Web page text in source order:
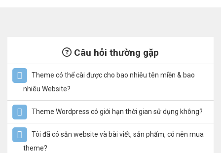
Câu hỏi thường gặp
Theme có thể cài được cho bao nhiêu tên miền & bao
nhiêu Website?
Theme Wordpress có giới hạn thời gian sử dụng không?
Tôi đã có sẵn website và bài viết, sản phẩm, có nên mua
theme?